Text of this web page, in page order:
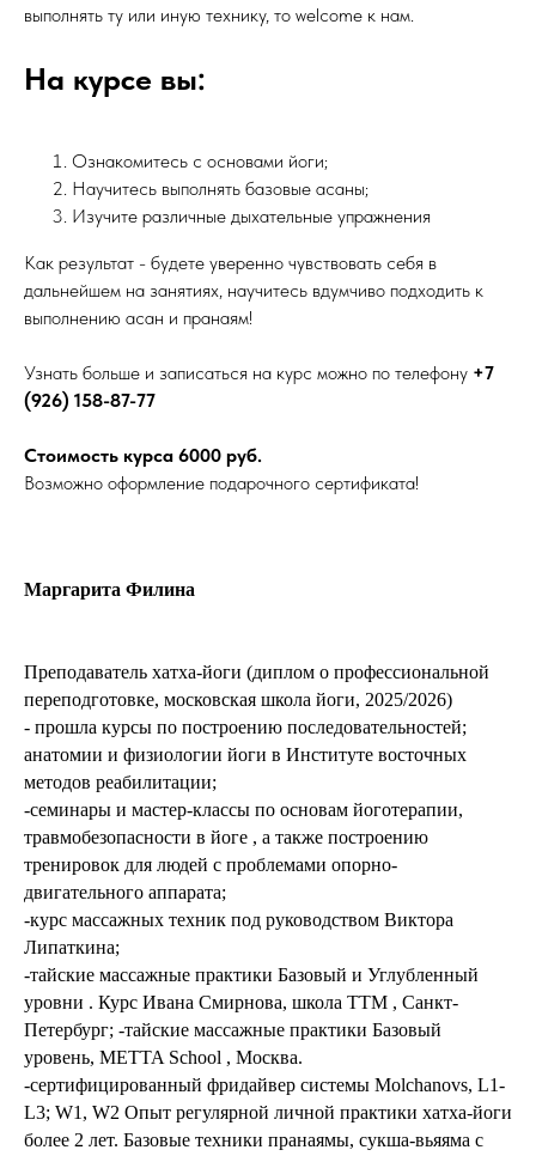
выполнять ту или иную технику, то welсome к нам.
На курсе вы:
Ознакомитесь с основами йоги;
Научитесь выполнять базовые асаны;
Изучите различные дыхательные упражнения
Как результат - будете уверенно чувствовать себя в
дальнейшем на занятиях, научитесь вдумчиво подходить к
выполнению асан и пранаям!
Узнать больше и записаться на курс можно по телефону +7
(926) 158-87-77
Стоимость курса 6000 руб.
Возможно оформление подарочного сертификата!
Маргарита Филина
Преподаватель хатха-йоги (диплом о профессиональной
переподготовке, московская школа йоги, 2025/2026)
- прошла курсы по построению последовательностей;
анатомии и физиологии йоги в Институте восточных
методов реабилитации;
-семинары и мастер-классы по основам йоготерапии,
травмобезопасности в йоге , а также построению
тренировок для людей с проблемами опорно-
двигательного аппарата;
-курс массажных техник под руководством Виктора
Липаткина;
-тайские массажные практики Базовый и Углубленный
уровни . Курс Ивана Смирнова, школа ТТМ , Санкт-
Петербург; -тайские массажные практики Базовый
уровень, METTA School , Москва.
-сертифицированный фридайвер системы Molchanovs, L1-
L3; W1, W2 Опыт регулярной личной практики хатха-йоги
более 2 лет. Базовые техники пранаямы, сукша-вьяяма с